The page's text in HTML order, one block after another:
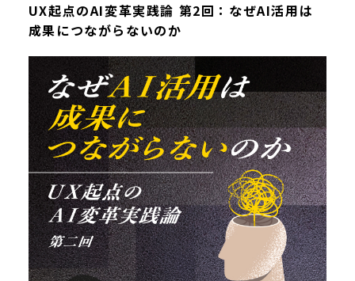
UX起点のAI変革実践論 第2回：なぜAI活用は
成果につながらないのか